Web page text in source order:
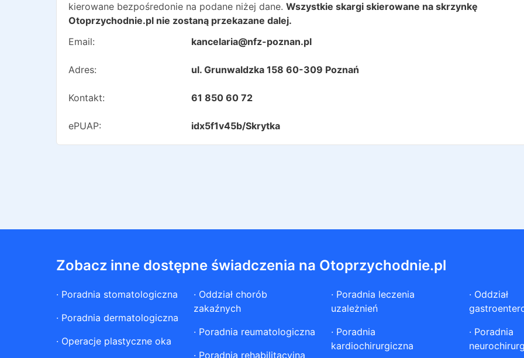
kierowane bezpośredonie na podane niżej dane. Wszystkie skargi skierowane na skrzynkę
Otoprzychodnie.pl nie zostaną przekazane dalej.
Email:
kancelaria@nfz-poznan.pl
Adres: ul. Grunwaldzka 158 60-309 Poznań
Kontakt: 61 850 60 72
ePUAP: idx5f1v45b/Skrytka
Zobacz inne dostępne świadczenia na Otoprzychodnie.pl
· Poradnia stomatologiczna
· Poradnia dermatologiczna
· Operacje plastyczne oka
· Oddział chorób
zakaźnych
· Poradnia reumatologiczna
· Poradnia rehabilitacyjna
· Poradnia leczenia
uzależnień
· Poradnia
kardiochirurgiczna
· Oddział
· Poradnia